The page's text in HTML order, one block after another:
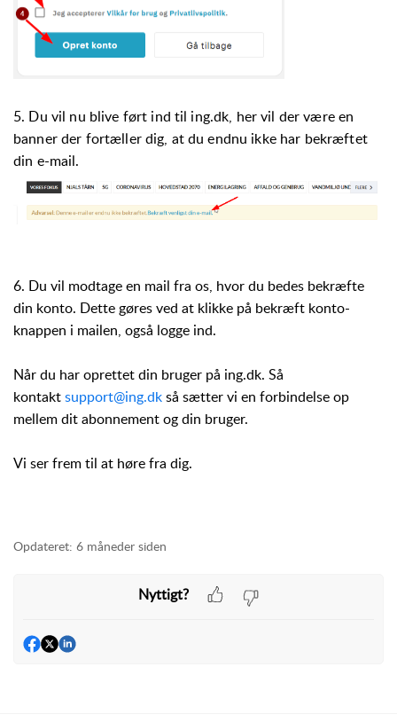
5. Du vil nu blive ført ind til ing.dk, her vil der være en
banner der fortæller dig, at du endnu ikke har bekræftet
din e-mail.
6. Du vil modtage en mail fra os, hvor du bedes bekræfte
din konto. Dette gøres ved at klikke på bekræft konto-
knappen i mailen, også logge ind.
Når du har oprettet din bruger på ing.dk. Så
kontaktsupport@ing.dkså sætter vi en forbindelse op
mellem dit abonnement og din bruger.
Vi ser frem til at høre fra dig.
Opdateret: 6 måneder siden
Nyttigt?